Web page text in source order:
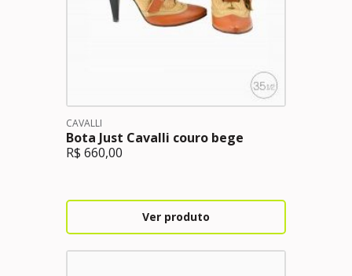
CAVALLI
Bota Just Cavalli couro bege
R$ 660,00
Ver produto